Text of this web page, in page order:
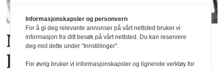
Nye Quality-
kjøkkensjefer i Ålesund
Informasjonskapsler og personvern
For å gi deg relevante annonser på vårt nettsted bruker vi
informasjon fra ditt besøk på vårt nettsted. Du kan reservere
deg mot dette under "Innstillinger".
For øvrig bruker vi informasjonskapsler og lignende verktøy for